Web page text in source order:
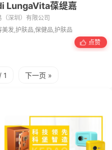
LungaVita葆缇嘉
深圳）有限公司
发,护肤品,保健品,护肤品
点赞
/ 1 下一页 »